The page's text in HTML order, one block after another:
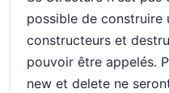
possible de construire
constructeurs et
pouvoir être appelés.
new et delete ne